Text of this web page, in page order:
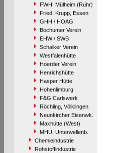
FWH, Mülheim (Ruhr)
Fried. Krupp, Essen
GHH / HOAG
Bochumer Verein
EHW / SWB
Schalker Verein
Westfalenhütte
Hoerder Verein
Henrichshütte
Hasper Hütte
Hohenlimburg
F&G Carlswerk
Röchling, Völklingen
Neunkircher Eisenwk.
Maxhütte (West)
MHU, Unterwellenb.
Chemieindustrie
Rohstoffindustrie